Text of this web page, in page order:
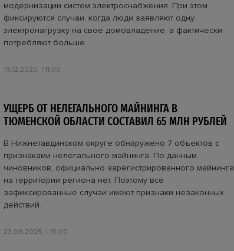
модернизации систем электроснабжения. При этом
фиксируются случаи, когда люди заявляют одну
электронагрузку на своё домовладение, а фактически
потребляют больше.
19.12.2025 11:00
УЩЕРБ ОТ НЕЛЕГАЛЬНОГО МАЙНИНГА В
ТЮМЕНСКОЙ ОБЛАСТИ СОСТАВИЛ 65 МЛН РУБЛЕЙ
В Нижнетавдинском округе обнаружено 7 объектов с
признаками нелегального майнинга. По данным
чиновников, официально зарегистрированного майнинга
на территории региона нет. Поэтому все
зафиксированные случаи имеют признаки незаконных
действий.
23.08.2025 15:00